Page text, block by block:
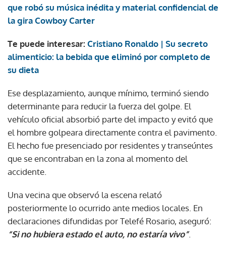
que robó su música inédita y material confidencial de
la gira Cowboy Carter
Te puede interesar: Cristiano Ronaldo | Su secreto
alimenticio: la bebida que eliminó por completo de
su dieta
Ese desplazamiento, aunque mínimo, terminó siendo
determinante para reducir la fuerza del golpe. El
vehículo oficial absorbió parte del impacto y evitó que
el hombre golpeara directamente contra el pavimento.
El hecho fue presenciado por residentes y transeúntes
que se encontraban en la zona al momento del
accidente.
Una vecina que observó la escena relató
posteriormente lo ocurrido ante medios locales. En
declaraciones difundidas por Telefé Rosario, aseguró:
“Si no hubiera estado el auto, no estaría vivo”.